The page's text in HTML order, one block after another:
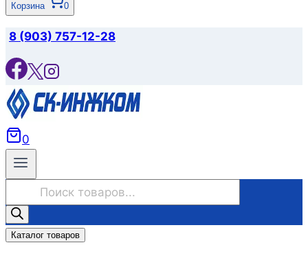
Корзина 0
8 (903) 757-12-28
0
товаров
Каталог товаров